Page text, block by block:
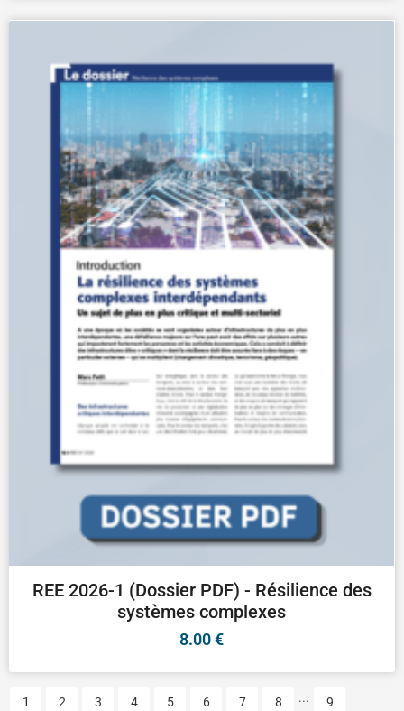
REE 2026-1 (Dossier PDF) - Résilience des
systèmes complexes
8.00€
1 2 3 4 5 6 7 8 ... 9